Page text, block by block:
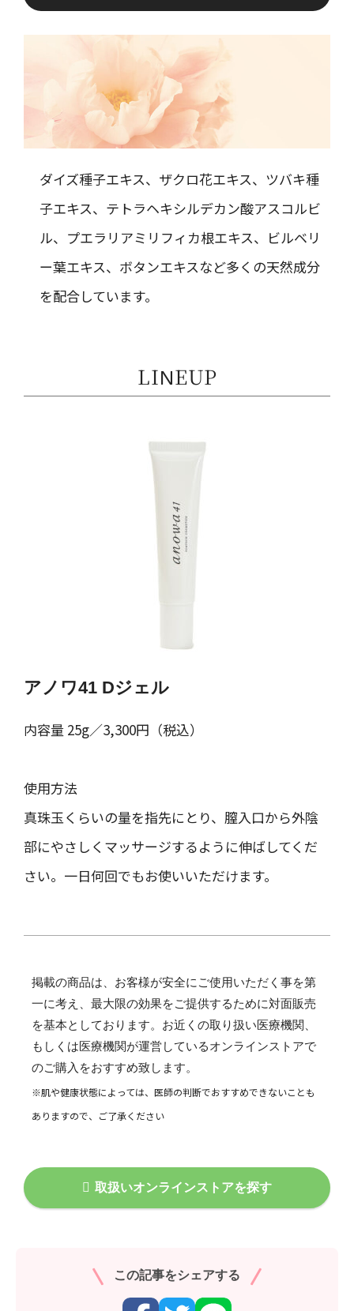
ダイズ種子エキス、ザクロ花エキス、ツバキ種
子エキス、テトラヘキシルデカン酸アスコルビ
ル、プエラリアミリフィカ根エキス、ビルベリ
ー葉エキス、ボタンエキスなど多くの天然成分
を配合しています。
LINEUP
アノワ41 Dジェル
内容量 25g／3,300円（税込）
使用方法
真珠玉くらいの量を指先にとり、膣入口から外陰
部にやさしくマッサージするように伸ばしてくだ
さい。一日何回でもお使いいただけます。
掲載の商品は、お客様が安全にご使用いただく事を第
一に考え、最大限の効果をご提供するために対面販売
を基本としております。お近くの取り扱い医療機関、
もしくは医療機関が運営しているオンラインストアで
のご購入をおすすめ致します。
※肌や健康状態によっては、医師の判断でおすすめできないことも
ありますので、ご了承ください
取扱いオンラインストアを探す
この記事をシェアする